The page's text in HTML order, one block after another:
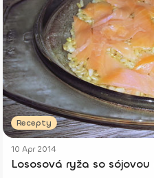
Recepty
10 Apr 2014
Lososová ryža so